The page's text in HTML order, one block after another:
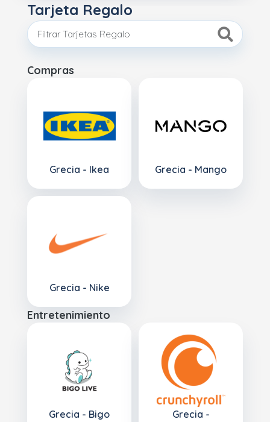
Tarjeta Regalo
Compras
Grecia - Ikea Grecia - Mango
Grecia - Nike
Entretenimiento
Grecia - Bigo
Grecia -